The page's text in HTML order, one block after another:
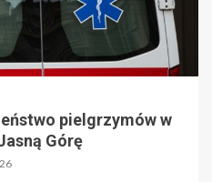
pielgrzymów w
Górę
26